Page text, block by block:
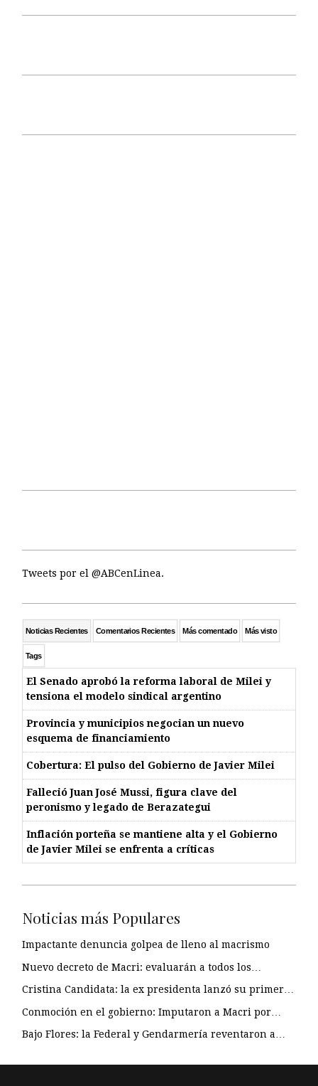
Tweets por el @ABCenLinea.
Noticias Recientes Comentarios Recientes Más comentado Más visto
Tags
El Senado aprobó la reforma laboral de Milei y
tensiona el modelo sindical argentino
Provincia y municipios negocian un nuevo
esquema de financiamiento
Cobertura: El pulso del Gobierno de Javier Milei
Falleció Juan José Mussi, figura clave del
peronismo y legado de Berazategui
Inflación porteña se mantiene alta y el Gobierno
de Javier Milei se enfrenta a críticas
Noticias más Populares
Impactante denuncia golpea de lleno al macrismo
Nuevo decreto de Macri: evaluarán a todos los…
Cristina Candidata: la ex presidenta lanzó su primer…
Conmoción en el gobierno: Imputaron a Macri por…
Bajo Flores: la Federal y Gendarmería reventaron a…